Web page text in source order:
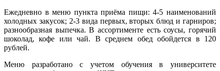
Ежедневно в меню пункта приёма пищи: 4-5 наименований
холодных закусок; 2-3 вида первых, вторых блюд и гарниров;
разнообразная выпечка. В ассортименте есть соусы, горячий
шоколад, кофе или чай. В среднем обед обойдется в 120
рублей.
Меню разработано с учетом обучения в университете